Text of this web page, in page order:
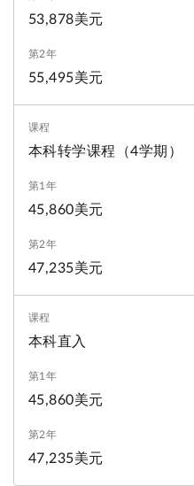
53,878美元
55,495美元
本科转学课程（4学期）
45,860美元
47,235美元
本科直入
45,860美元
47,235美元